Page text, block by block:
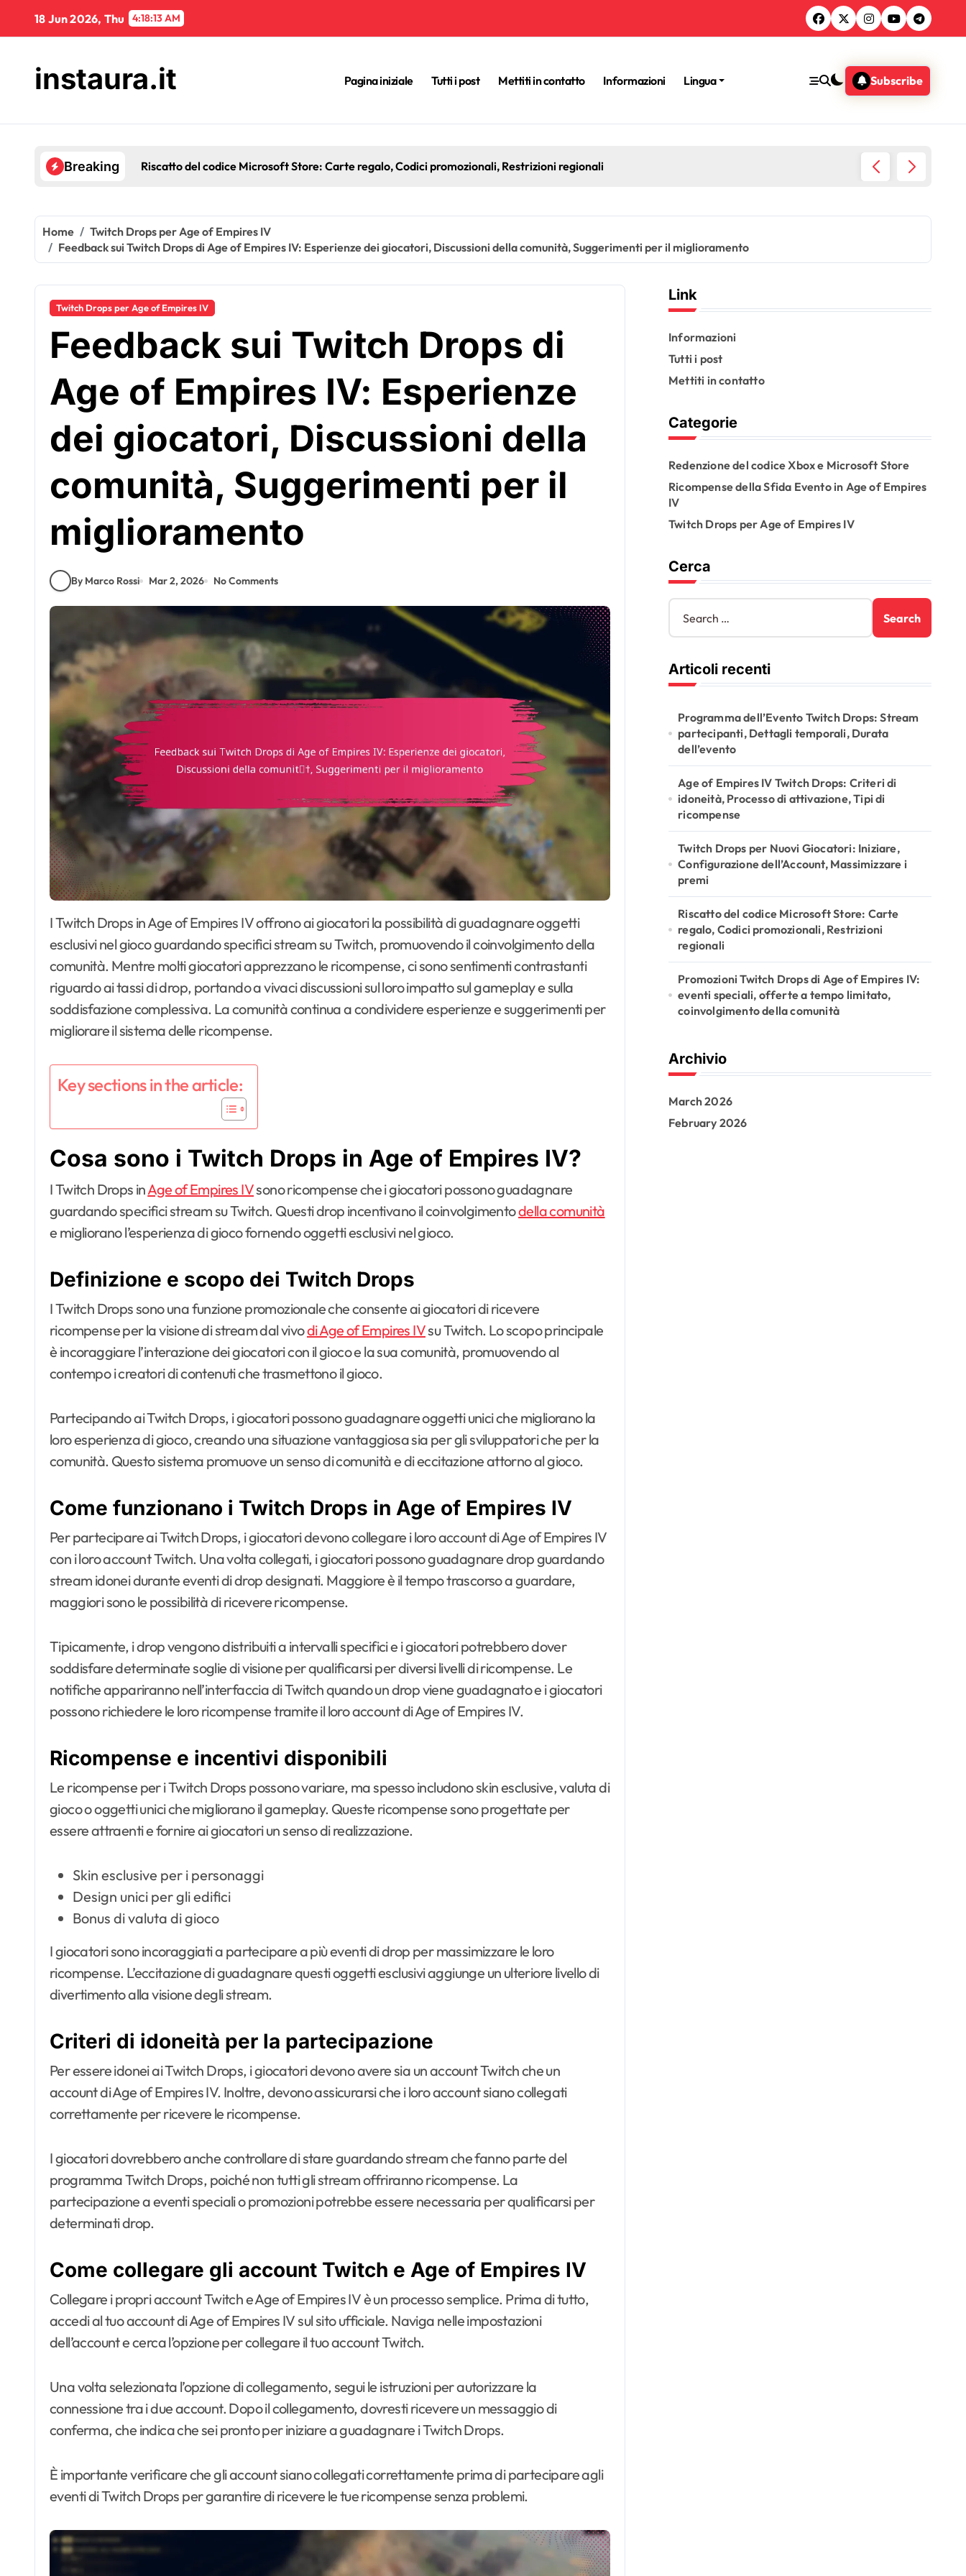
content
18 Jun 2026, Thu 4:18:14 AM
instaura.it Pagina iniziale Tutti i post Mettiti in contatto Informazioni Lingua Subscribe
Breaking Promozioni Twitch Drops di Age of Empires IV: eventi speciali, offerte a tempo limitato, coinvolgimento della comunità
Home
Twitch Drops per Age of Empires IV
Feedback sui Twitch Drops di Age of Empires IV: Esperienze dei giocatori, Discussioni della comunità, Suggerimenti per il miglioramento
Twitch Drops per Age of Empires IV
Feedback sui Twitch Drops di
Age of Empires IV: Esperienze
dei giocatori, Discussioni della
comunità, Suggerimenti per il
miglioramento
By Marco Rossi Mar 2, 2026 No Comments
I Twitch Drops in Age of Empires IV offrono ai giocatori la possibilità di guadagnare oggetti
esclusivi nel gioco guardando specifici stream su Twitch, promuovendo il coinvolgimento della
comunità. Mentre molti giocatori apprezzano le ricompense, ci sono sentimenti contrastanti
riguardo ai tassi di drop, portando a vivaci discussioni sul loro impatto sul gameplay e sulla
soddisfazione complessiva. La comunità continua a condividere esperienze e suggerimenti per
migliorare il sistema delle ricompense.
Key sections in the article:
Cosa sono i Twitch Drops in Age of Empires IV?
I Twitch Drops inAge of Empires IVsono ricompense che i giocatori possono guadagnare
guardando specifici stream su Twitch. Questi drop incentivano il coinvolgimentodella comunità
e migliorano l’esperienza di gioco fornendo oggetti esclusivi nel gioco.
Definizione e scopo dei Twitch Drops
I Twitch Drops sono una funzione promozionale che consente ai giocatori di ricevere
ricompense per la visione di stream dal vivodi Age of Empires IVsu Twitch. Lo scopo principale
è incoraggiare l’interazione dei giocatori con il gioco e la sua comunità, promuovendo al
contempo i creatori di contenuti che trasmettono il gioco.
Partecipando ai Twitch Drops, i giocatori possono guadagnare oggetti unici che migliorano la
loro esperienza di gioco, creando una situazione vantaggiosa sia per gli sviluppatori che per la
comunità. Questo sistema promuove un senso di comunità e di eccitazione attorno al gioco.
Come funzionano i Twitch Drops in Age of Empires IV
Per partecipare ai Twitch Drops, i giocatori devono collegare i loro account di Age of Empires IV
con i loro account Twitch. Una volta collegati, i giocatori possono guadagnare drop guardando
stream idonei durante eventi di drop designati. Maggiore è il tempo trascorso a guardare,
maggiori sono le possibilità di ricevere ricompense.
Tipicamente, i drop vengono distribuiti a intervalli specifici e i giocatori potrebbero dover
soddisfare determinate soglie di visione per qualificarsi per diversi livelli di ricompense. Le
notifiche appariranno nell’interfaccia di Twitch quando un drop viene guadagnato e i giocatori
possono richiedere le loro ricompense tramite il loro account di Age of Empires IV.
Ricompense e incentivi disponibili
Le ricompense per i Twitch Drops possono variare, ma spesso includono skin esclusive, valuta di
gioco o oggetti unici che migliorano il gameplay. Queste ricompense sono progettate per
essere attraenti e fornire ai giocatori un senso di realizzazione.
Skin esclusive per i personaggi
Design unici per gli edifici
Bonus di valuta di gioco
I giocatori sono incoraggiati a partecipare a più eventi di drop per massimizzare le loro
ricompense. L’eccitazione di guadagnare questi oggetti esclusivi aggiunge un ulteriore livello di
divertimento alla visione degli stream.
Criteri di idoneità per la partecipazione
Per essere idonei ai Twitch Drops, i giocatori devono avere sia un account Twitch che un
account di Age of Empires IV. Inoltre, devono assicurarsi che i loro account siano collegati
correttamente per ricevere le ricompense.
I giocatori dovrebbero anche controllare di stare guardando stream che fanno parte del
programma Twitch Drops, poiché non tutti gli stream offriranno ricompense. La
partecipazione a eventi speciali o promozioni potrebbe essere necessaria per qualificarsi per
determinati drop.
Come collegare gli account Twitch e Age of Empires IV
Collegare i propri account Twitch e Age of Empires IV è un processo semplice. Prima di tutto,
accedi al tuo account di Age of Empires IV sul sito ufficiale. Naviga nelle impostazioni
dell’account e cerca l’opzione per collegare il tuo account Twitch.
Una volta selezionata l’opzione di collegamento, segui le istruzioni per autorizzare la
connessione tra i due account. Dopo il collegamento, dovresti ricevere un messaggio di
conferma, che indica che sei pronto per iniziare a guadagnare i Twitch Drops.
È importante verificare che gli account siano collegati correttamente prima di partecipare agli
eventi di Twitch Drops per garantire di ricevere le tue ricompense senza problemi.
Link
Informazioni
Tutti i post
Mettiti in contatto
Categorie
Redenzione del codice Xbox e Microsoft Store
Ricompense della Sfida Evento in Age of Empires
IV
Twitch Drops per Age of Empires IV
Cerca
S
a
c
h
r
Articoli recenti
Programma dell’Evento Twitch Drops: Stream
partecipanti, Dettagli temporali, Durata
dell’evento
Age of Empires IV Twitch Drops: Criteri di
idoneità, Processo di attivazione, Tipi di
ricompense
Twitch Drops per Nuovi Giocatori: Iniziare,
Configurazione dell’Account, Massimizzare i
premi
Riscatto del codice Microsoft Store: Carte
regalo, Codici promozionali, Restrizioni
regionali
Promozioni Twitch Drops di Age of Empires IV:
eventi speciali, offerte a tempo limitato,
coinvolgimento della comunità
Archivio
March 2026
February 2026